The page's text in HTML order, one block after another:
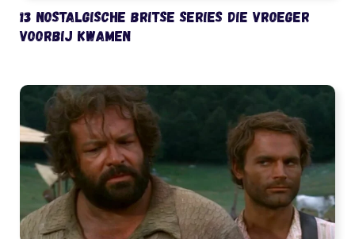
13 nostalgische Britse series die vroeger
voorbij kwamen